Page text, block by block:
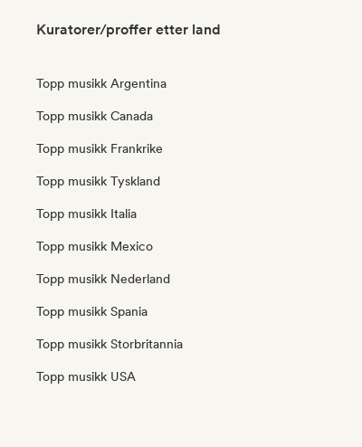
Kuratorer/proffer etter land
Topp musikk Argentina
Topp musikk Canada
Topp musikk Frankrike
Topp musikk Tyskland
Topp musikk Italia
Topp musikk Mexico
Topp musikk Nederland
Topp musikk Spania
Topp musikk Storbritannia
Topp musikk USA